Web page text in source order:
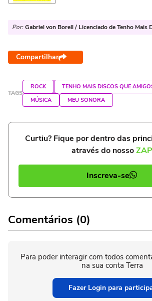
Por: Gabriel von Borell / Licenciado de Tenho Mais
Compartilhar
TAGS
ROCK TENHO MAIS DISCOS QUE
MÚSICA
MEU SONORA
Curtiu? Fique por dentro das
através do nossoZAP
Inscreva-se
Comentários (0)
Para poder interagir com todos
na sua conta Terra
Fazer Login para